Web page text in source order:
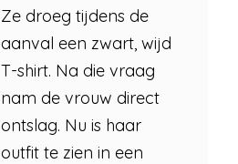
Ze droeg tijdens de
aanval een zwart, wijd
T-shirt. Na die vraag
nam de vrouw direct
ontslag. Nu is haar
outfit te zien in een